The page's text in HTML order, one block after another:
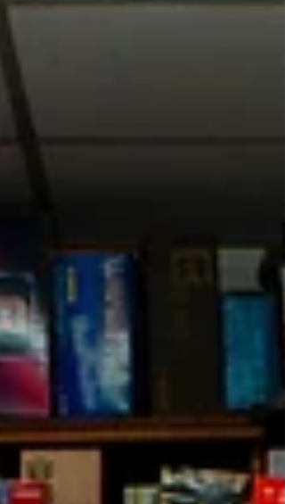
ejemplo, en los servicios sociales para